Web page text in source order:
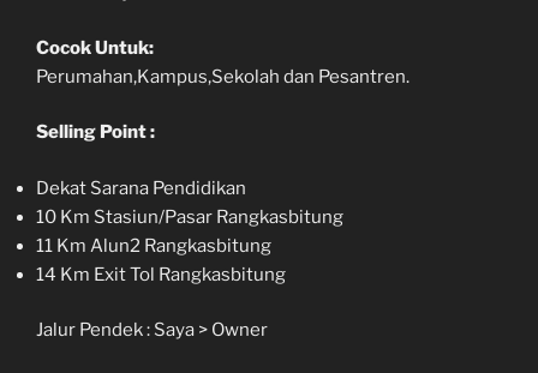
Cocok Untuk:
Perumahan,Kampus,Sekolah dan Pesantren.
Selling Point :
Dekat Sarana Pendidikan
10 Km Stasiun/Pasar Rangkasbitung
11 Km Alun2 Rangkasbitung
14 Km Exit Tol Rangkasbitung
Jalur Pendek : Saya > Owner